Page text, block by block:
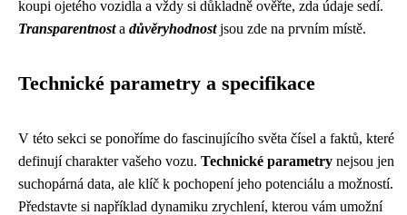
koupi ojetého vozidla a vždy si důkladně ověřte, zda údaje sedí.
Transparentnosta důvěryhodnostjsou zde na prvním místě.
Technické parametry a specifikace
V této sekci se ponoříme do fascinujícího světa čísel a faktů, které
definují charakter vašeho vozu. Technické parametry nejsou jen
suchopárná data, ale klíč k pochopení jeho potenciálu a možností.
Představte si například dynamiku zrychlení, kterou vám umožní